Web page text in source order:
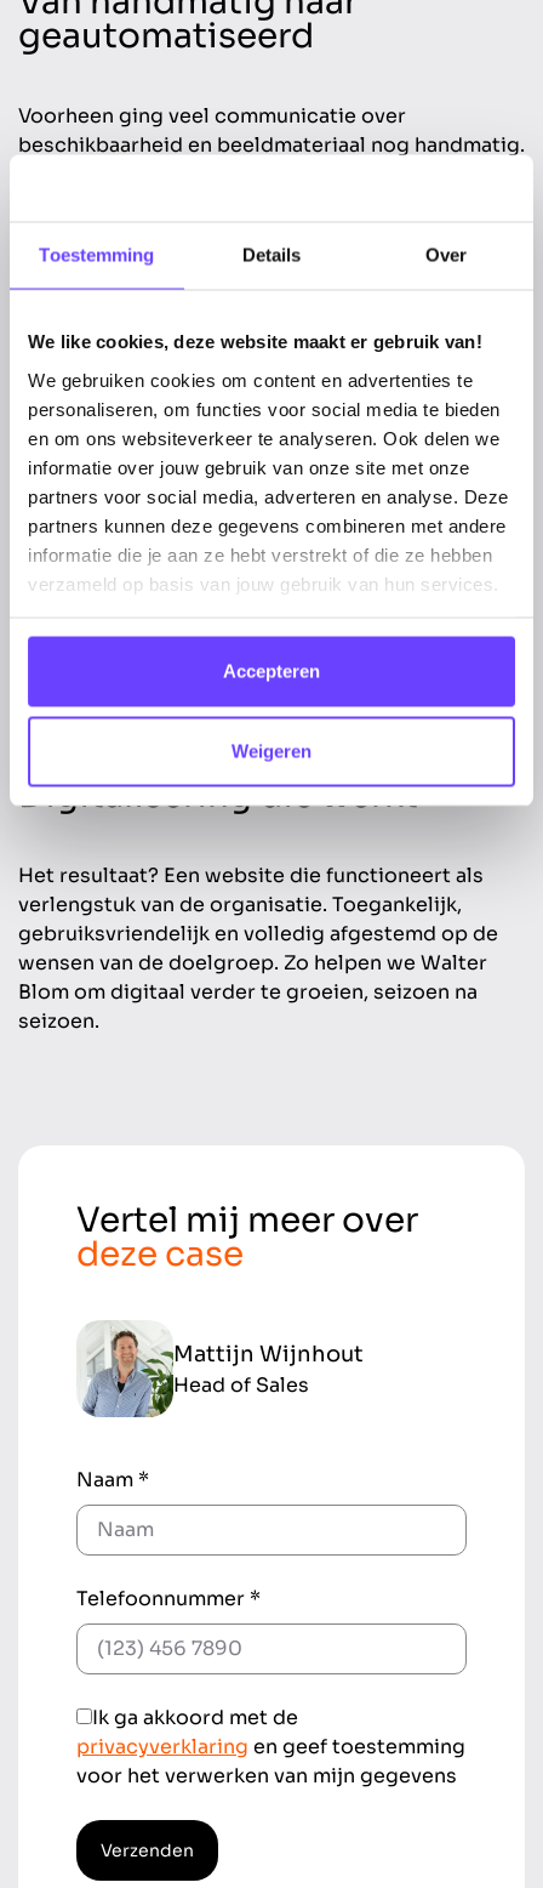
Toestemming Details Over
We like cookies, deze website maakt er gebruik van!
We gebruiken cookies om content en advertenties te
personaliseren, om functies voor social media te bieden
en om ons websiteverkeer te analyseren. Ook delen we
informatie over jouw gebruik van onze site met onze
partners voor social media, adverteren en analyse. Deze
partners kunnen deze gegevens combineren met andere
informatie die je aan ze hebt verstrekt of die ze hebben
verzameld op basis van jouw gebruik van hun services.
Accepteren
Weigeren
geautomatiseerd
Voorheen ging veel communicatie over
beschikbaarheid en beeldmateriaal nog handmatig.
wat echt telt: groei, bloei en klantenservice.
Digitalisering die werkt
Het resultaat? Een website die functioneert als
verlengstuk van de organisatie. Toegankelijk,
gebruiksvriendelijk en volledig afgestemd op de
wensen van de doelgroep. Zo helpen we Walter
Blom om digitaal verder te groeien, seizoen na
seizoen.
Vertel mij meer over
deze case
Mattijn Wijnhout
Head of Sales
Naam *
Telefoonnummer *
Ik ga akkoord met de
privacyverklaring en geef toestemming
voor het verwerken van mijn gegevens
Verzenden